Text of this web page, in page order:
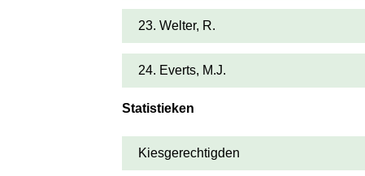
23. Welter, R.
24. Everts, M.J.
Statistieken
Kiesgerechtigden